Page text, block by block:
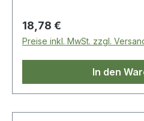
Regulärer Preis:
18,78 €
Preise inkl. MwSt. zzgl.
In den